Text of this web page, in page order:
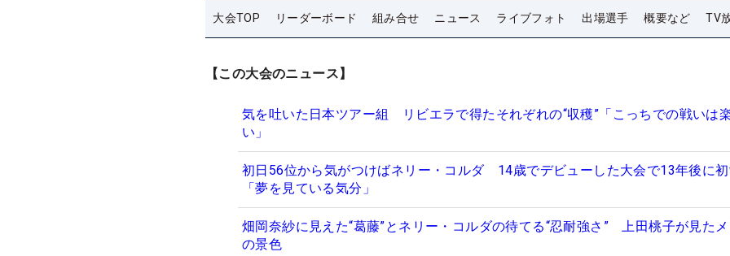
大会TOP リーダーボード 組み合せ ニュース ライブフォト 出場選手 概要など TV
【この大会のニュース】
気を吐いた日本ツアー組 リビエラで得たそれぞれの“収穫”「こっちでの戦いは
い」
初日56位から気がつけばネリー・コルダ 14歳でデビューした大会で13年後に
「夢を見ている気分」
畑岡奈紗に見えた“葛藤”とネリー・コルダの待てる“忍耐強さ” 上田桃子が見た
の景色